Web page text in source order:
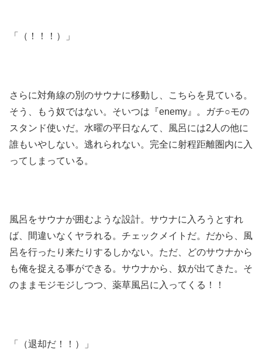
「（！！！）」
さらに対角線の別のサウナに移動し、こちらを見ている。
そう、もう奴ではない。そいつは『enemy』。ガチ○モの
スタンド使いだ。水曜の平日なんて、風呂には2人の他に
誰もいやしない。逃れられない。完全に射程距離圏内に入
ってしまっている。
風呂をサウナが囲むような設計。サウナに入ろうとすれ
ば、間違いなくヤラれる。チェックメイトだ。だから、風
呂を行ったり来たりするしかない。ただ、どのサウナから
も俺を捉える事ができる。サウナから、奴が出てきた。そ
のままモジモジしつつ、薬草風呂に入ってくる！！
「（退却だ！！）」